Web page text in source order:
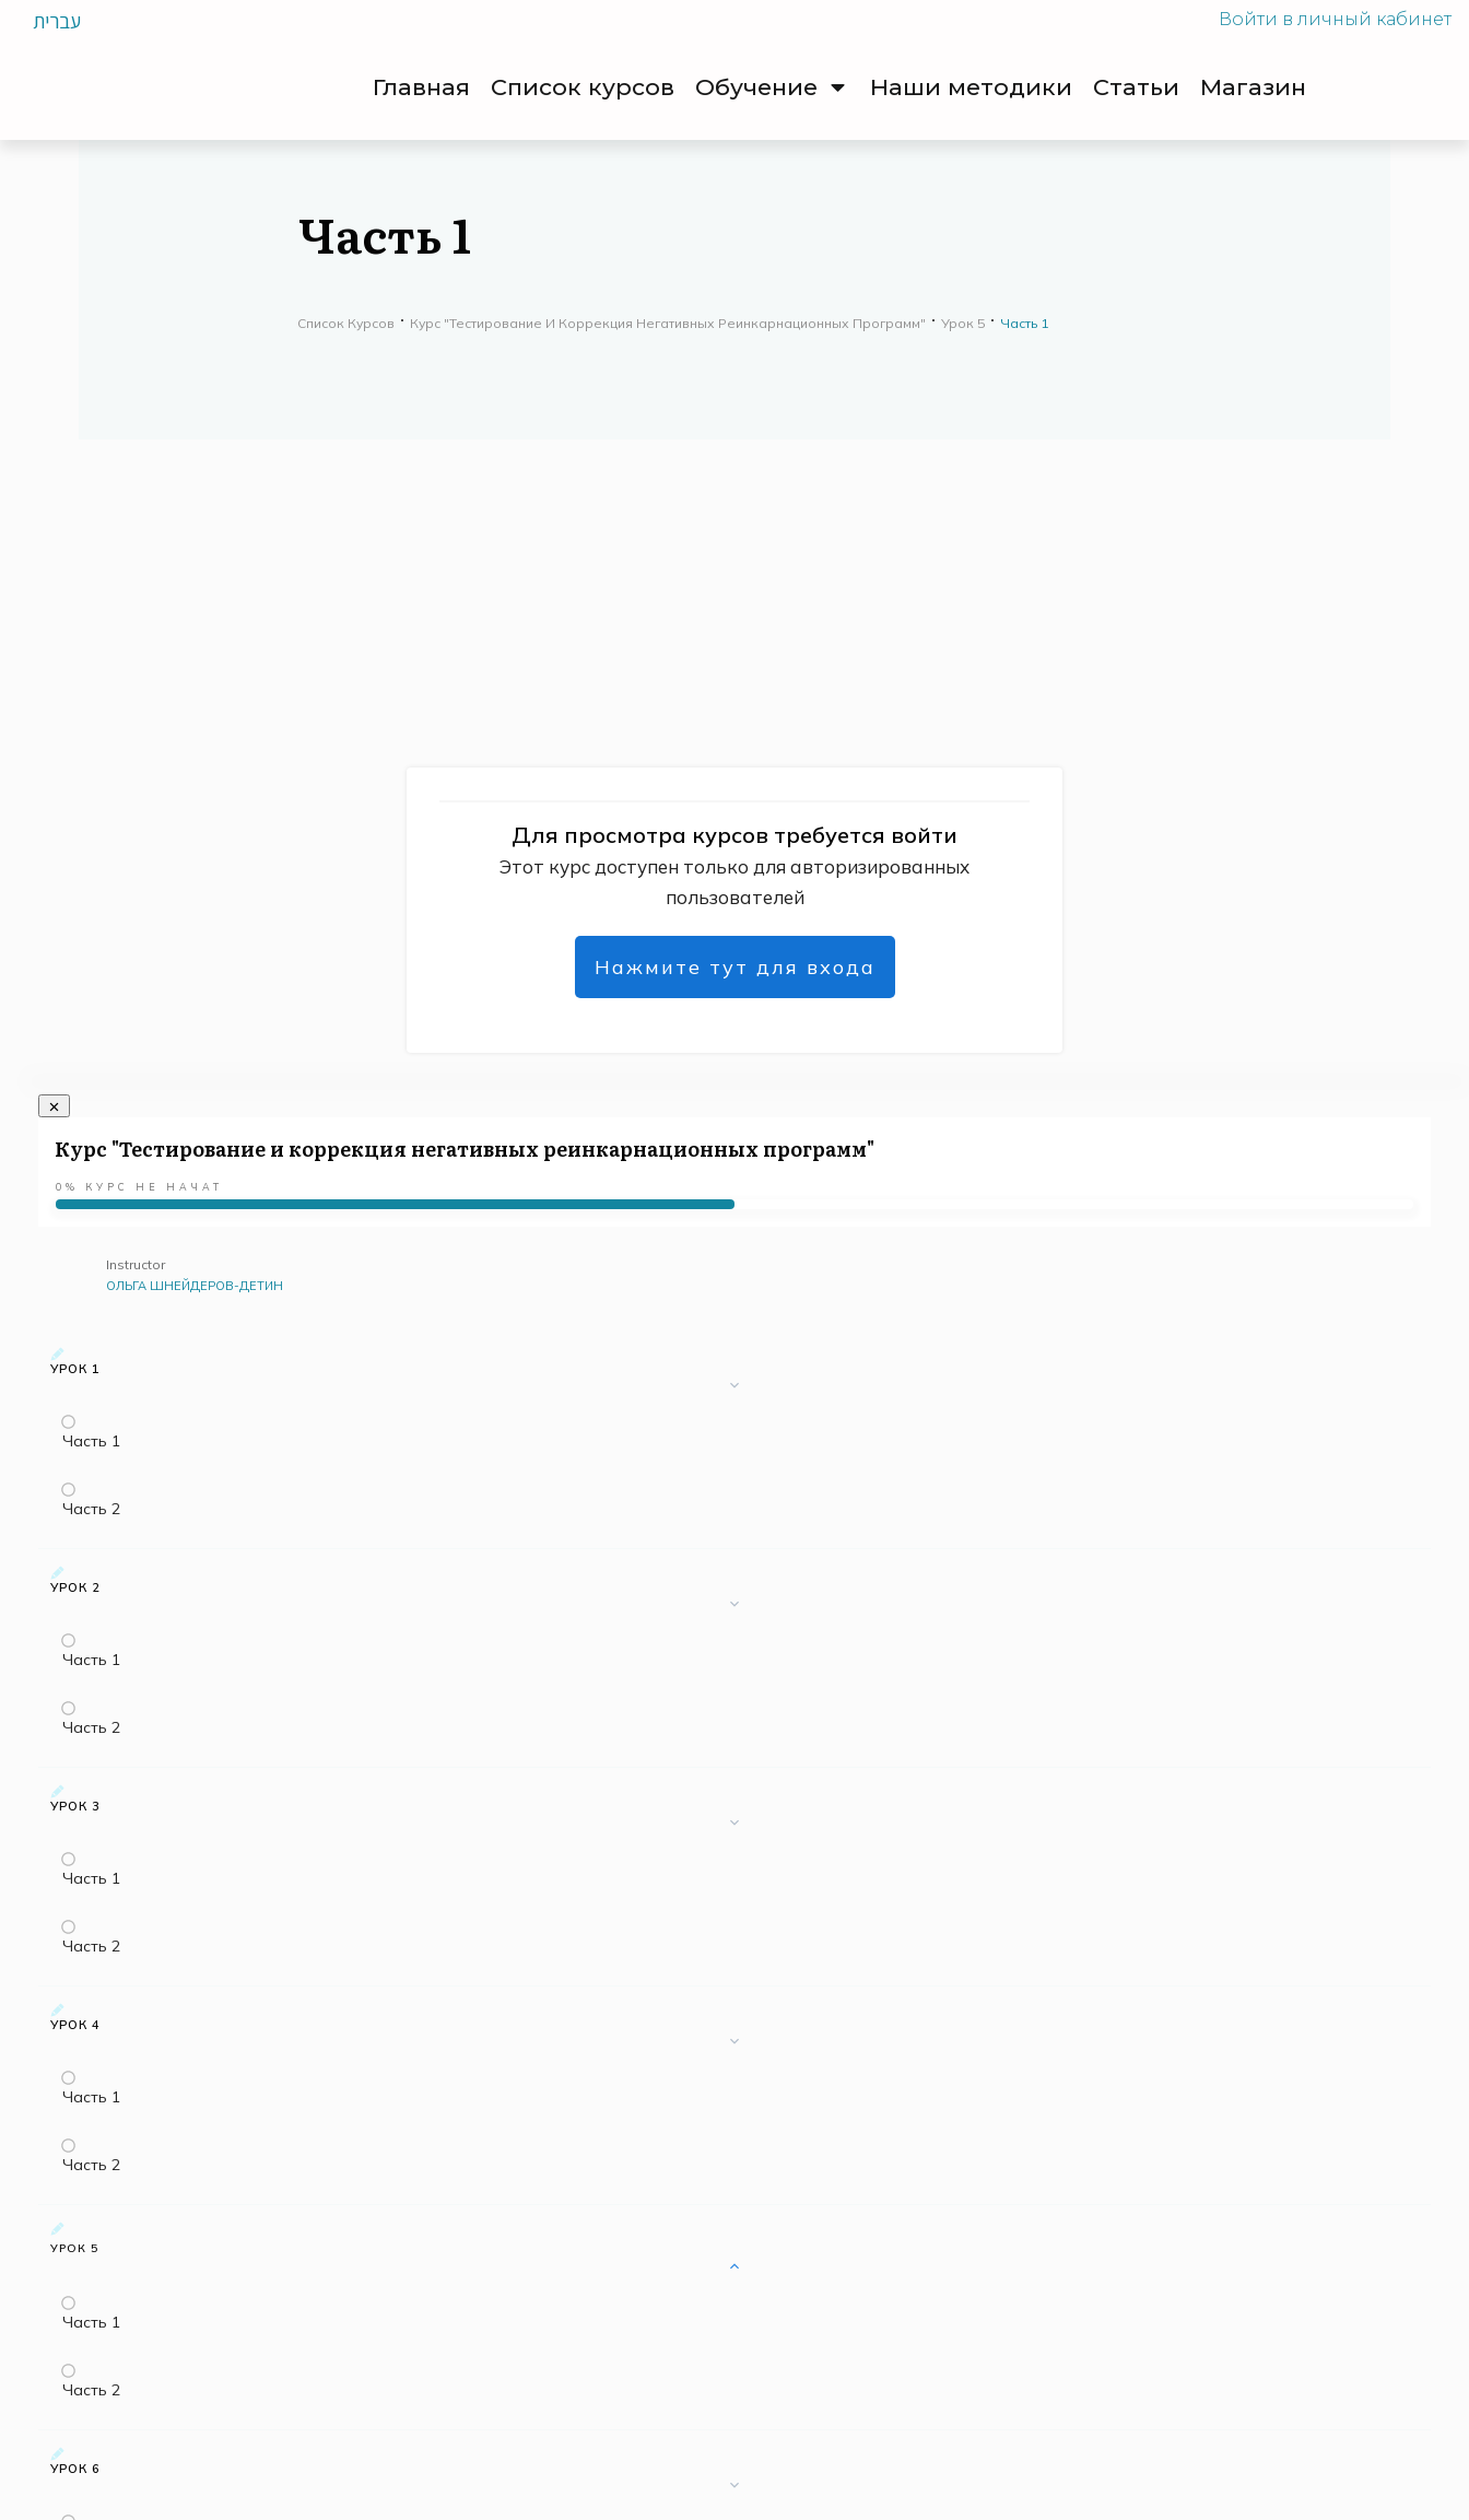
עברית Войти в личный кабинет
Главная Список курсов Обучение Наши методики Cтатьи Магазин
Часть 1
Список Курсов Курс "Тестирование И Коррекция Негативных Реинкарнационных Программ" Урок 5 Часть 1
Для просмотра курсов требуется войти
Этот курс доступен только для авторизированных
пользователей
Нажмите тут для входа
Курс "Тестирование и коррекция негативных реинкарнационных программ"
0% КУРС НЕ НАЧАТ
Instructor
ОЛЬГА ШНЕЙДЕРОВ-ДЕТИН
УРОК 1
Часть 1
Часть 2
УРОК 2
Часть 1
Часть 2
УРОК 3
Часть 1
Часть 2
УРОК 4
Часть 1
Часть 2
УРОК 5
Часть 1
Часть 2
УРОК 6